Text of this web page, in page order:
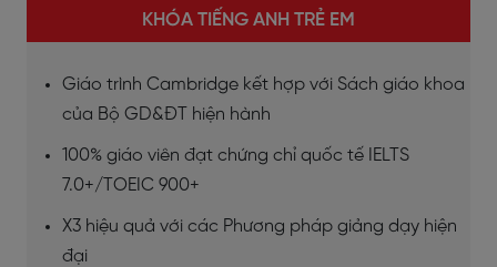
KHÓA TIẾNG ANH TRẺ EM
Giáo trình Cambridge kết hợp với Sách giáo khoa
của Bộ GD&ĐT hiện hành
100% giáo viên đạt chứng chỉ quốc tế IELTS
7.0+/TOEIC 900+
X3 hiệu quả với các Phương pháp giảng dạy hiện
đại